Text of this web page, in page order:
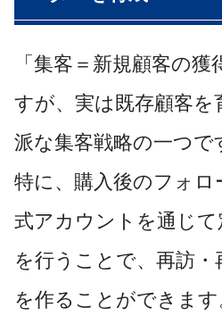
「集客＝新規顧客の
すが、実は既存顧客を
派な集客戦略の一つで
特に、購入後のフォロ
式アカウントを通じ
を行うことで、再訪
を作ることができます